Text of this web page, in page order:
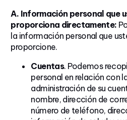
A. Información personal que
proporciona directamente:
la información personal que
proporcione.
Cuentas. Podemos
personal en relación con
administración de su
nombre, dirección de
número de teléfono,